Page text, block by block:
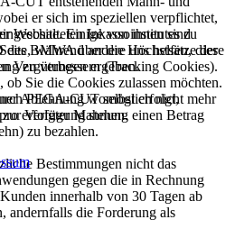
er sich im speziellen verpflichtet,
Inkassoinstitutes zu
des BMWA über die Höchstsätze der
Vergütungen ergeben.
PEGA-CUT selbst erfolgt,
erfolgter Mahnung einen Betrag
zu bezahlen.
Bestimmungen nicht das
gegen die in Rechnung
innerhalb von 30 Tagen ab
andernfalls die Forderung als
Website. Einige von ihnen sind
während andere uns helfen, diese
zu verbessern (Tracking Cookies).
ob Sie die Cookies zulassen möchten.
Ablehnung womöglich nicht mehr
Verfügung stehen.